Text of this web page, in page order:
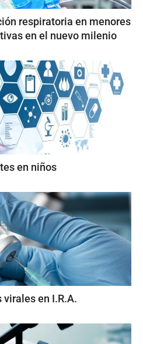
respiratoria en menores
en el nuevo milenio
en niños
en I.R.A.